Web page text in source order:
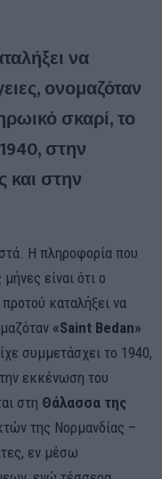
να
ονομαζόταν
σκαρί, το
στην
και στην
Η πληροφορία που
είναι ότι ο
καταλήξει να
«Saint Bedan»
συμμετάσχει το 1940,
εκκένωση του
στη Θάλασσα της
της Νορμανδίας –
εν μέσω